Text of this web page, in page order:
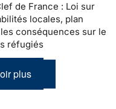
de France : Loi sur
locales, plan
conséquences sur le
réfugiés
plus